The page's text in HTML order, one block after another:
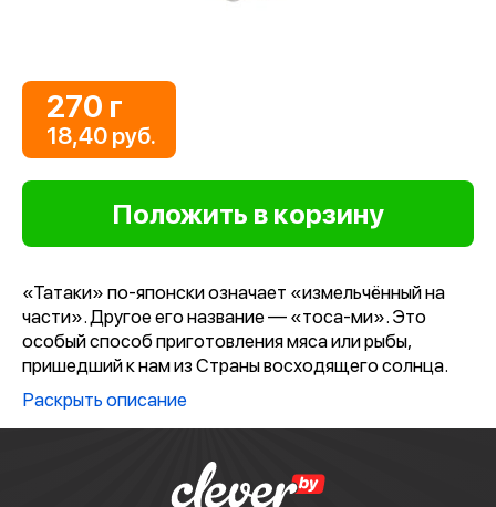
270 г
18,40 руб.
«Татаки» по-японски означает «измельчённый на
части». Другое его название — «тоса-ми». Это
особый способ приготовления мяса или рыбы,
пришедший к нам из Страны восходящего солнца.
Может быть в двух вариантах:
Раскрыть описание